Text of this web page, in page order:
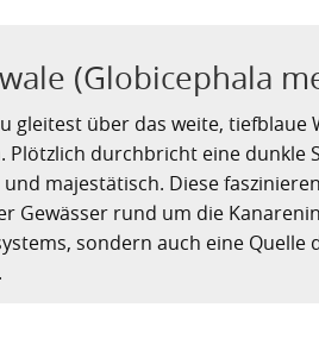
(Globicephala
gleitest über das weite,
Plötzlich durchbricht eine dunkle
majestätisch. Diese
Gewässer rund um die
sondern auch eine